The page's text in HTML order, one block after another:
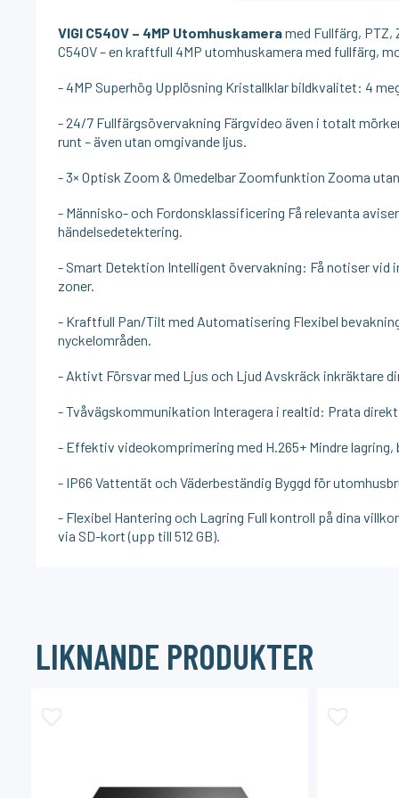
VIGI C540V – 4MP Utomhuskameramed Fullfärg,
C540V – en kraftfull 4MP utomhuskamera med fullfärg,
- 4MP Superhög Upplösning Kristallklar bildkvalitet: 4
- 24/7 Fullfärgsövervakning Färgvideo även i totalt
runt – även utan omgivande ljus.
- 3× Optisk Zoom & Omedelbar Zoomfunktion Zooma
- Människo- och Fordonsklassificering Få relevanta
händelsedetektering.
- Smart Detektion Intelligent övervakning: Få notiser vid
zoner.
- Kraftfull Pan/Tilt med Automatisering Flexibel
nyckelområden.
- Aktivt Försvar med Ljus och Ljud Avskräck inkräktare
- Tvåvägskommunikation Interagera i realtid: Prata
- Effektiv videokomprimering med H.265+ Mindre
- IP66 Vattentät och Väderbeständig Byggd för
- Flexibel Hantering och Lagring Full kontroll på dina
via SD-kort (upp till 512 GB).
LIKNANDE PRODUKTER